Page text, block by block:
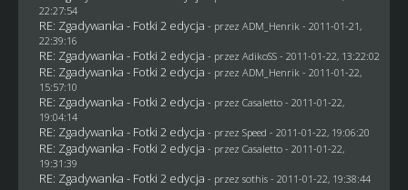
22:27:54
RE: Zgadywanka - Fotki 2 edycja - przez ADM_Henrik - 2011-01-21,
22:39:16
RE: Zgadywanka - Fotki 2 edycja - przez AdikoSS - 2011-01-22, 13:22:02
RE: Zgadywanka - Fotki 2 edycja - przez ADM_Henrik - 2011-01-22,
15:57:10
RE: Zgadywanka - Fotki 2 edycja - przez Casaletto- 2011-01-22,
19:04:14
RE: Zgadywanka - Fotki 2 edycja - przez Speed - 2011-01-22, 19:06:20
RE: Zgadywanka - Fotki 2 edycja - przez Casaletto- 2011-01-22,
19:31:39
RE: Zgadywanka - Fotki 2 edycja - przez sothis- 2011-01-22, 19:38:44